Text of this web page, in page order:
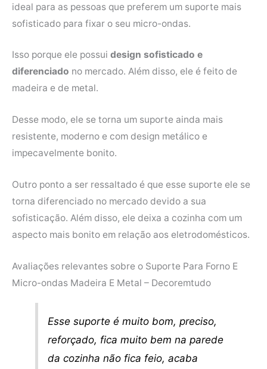
ideal para as pessoas que preferem um suporte mais
sofisticado para fixar o seu micro-ondas.
Isso porque ele possui design sofisticado e
diferenciado no mercado. Além disso, ele é feito de
madeira e de metal.
Desse modo, ele se torna um suporte ainda mais
resistente, moderno e com design metálico e
impecavelmente bonito.
Outro ponto a ser ressaltado é que esse suporte ele se
torna diferenciado no mercado devido a sua
sofisticação. Além disso, ele deixa a cozinha com um
aspecto mais bonito em relação aos eletrodomésticos.
Avaliações relevantes sobre o Suporte Para Forno E
Micro-ondas Madeira E Metal – Decoremtudo
Esse suporte é muito bom, preciso,
reforçado, fica muito bem na parede
da cozinha não fica feio, acaba